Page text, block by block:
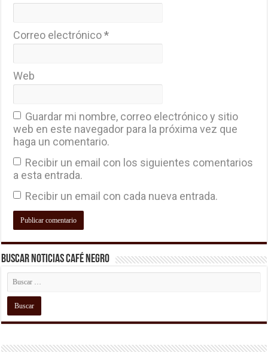
Correo electrónico*
Web
Guardar mi nombre, correo electrónico y sitio
web en este navegador para la próxima vez que
haga un comentario.
Recibir un email con los siguientes comentarios
a esta entrada.
Recibir un email con cada nueva entrada.
Buscar Noticias Café Negro